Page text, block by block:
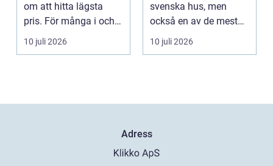
om att hitta lägsta
pris. För många i och
runt Helsingb...
10 juli 2026
svenska hus, men
också en av de mest
uts...
10 juli 2026
Adress